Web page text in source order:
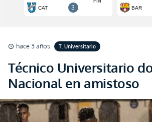
schedule hace 3 años T. Universitario
Técnico Universitario
Nacional en amistoso